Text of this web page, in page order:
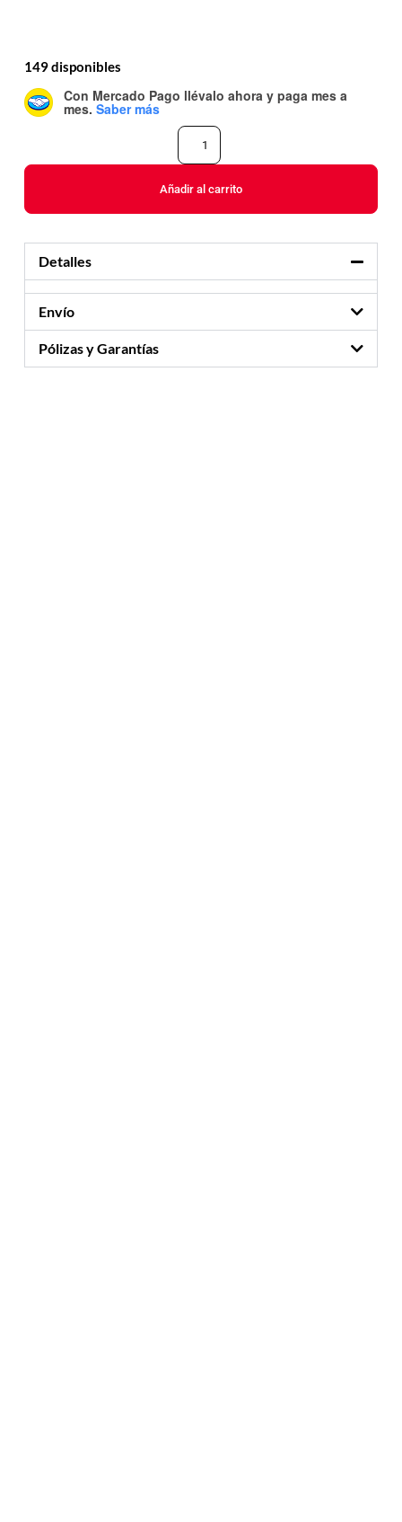
149 disponibles
Con Mercado Pago llévalo ahora y paga mes a
mes. Saber más
Añadir al carrito
Detalles
Envío
Pólizas y Garantías